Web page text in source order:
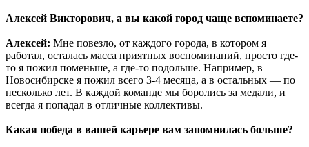
Алексей Викторович, а вы какой город чаще вспоминаете?
Алексей: Мне повезло, от каждого города, в котором я
работал, осталась масса приятных воспоминаний, просто где-
то я пожил поменьше, а где-то подольше. Например, в
Новосибирске я пожил всего 3-4 месяца, а в остальных — по
несколько лет. В каждой команде мы боролись за медали, и
всегда я попадал в отличные коллективы.
Какая победа в вашей карьере вам запомнилась больше?